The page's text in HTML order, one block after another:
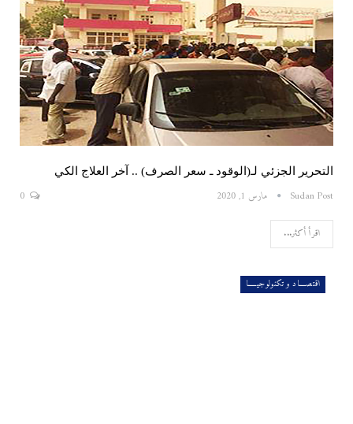
التحرير الجزئي لـ(الوقود ـ سعر الصرف) .. آخر العلاج الكي
Sudan Post مارس 1, 2020
اقرأ أكثر...
اقتصــــاد و تكنولوجيـــــا